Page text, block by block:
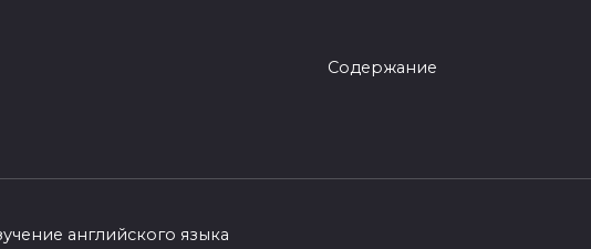
Содержание
английского языка